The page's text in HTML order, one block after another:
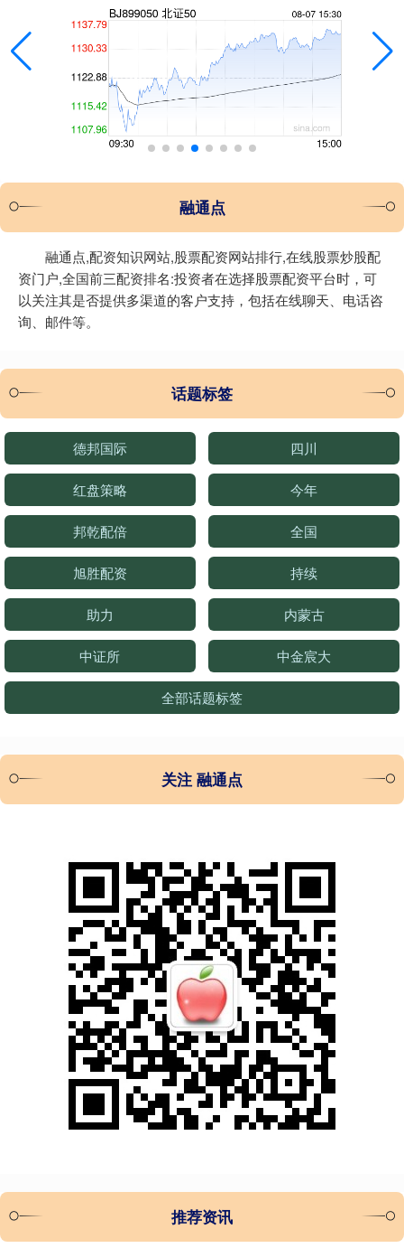
融通点
融通点,配资知识网站,股票配资网站排行,在线股票炒股配
资门户,全国前三配资排名:投资者在选择股票配资平台时，可
以关注其是否提供多渠道的客户支持，包括在线聊天、电话咨
询、邮件等。
话题标签
德邦国际 四川
红盘策略 今年
邦乾配倍 全国
旭胜配资 持续
助力 内蒙古
中证所 中金宸大
全部话题标签
关注 融通点
推荐资讯